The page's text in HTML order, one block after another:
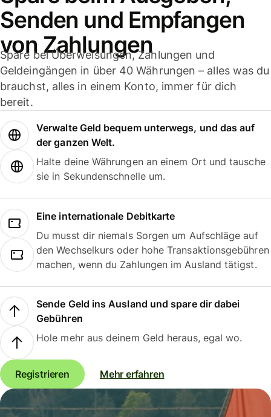
Senden und Empfangen
von Zahlungen
Spare bei Überweisungen, Zahlungen und
Geldeingängen in über 40 Währungen – alles was du
brauchst, alles in einem Konto, immer für dich
bereit.
Verwalte Geld bequem unterwegs, und das auf
der ganzen Welt.
Halte deine Währungen an einem Ort und tausche
sie in Sekundenschnelle um.
Eine internationale Debitkarte
Du musst dir niemals Sorgen um Aufschläge auf
den Wechselkurs oder hohe Transaktionsgebühren
machen, wenn du Zahlungen im Ausland tätigst.
Sende Geld ins Ausland und spare dir dabei
Gebühren
Hole mehr aus deinem Geld heraus, egal wo.
Registrieren Mehr erfahren